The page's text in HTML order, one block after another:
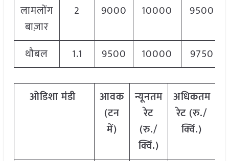
लामलोंग
बाज़ार
2 9000 10000 9500
थौबल 1.1 9500 10000 9750
ओडिशा मंडी
आवक
(टन
में)
न्यूनतम
रेट
(रु./
क्विं.)
अधिकतम
रेट (रु./
क्विं.)